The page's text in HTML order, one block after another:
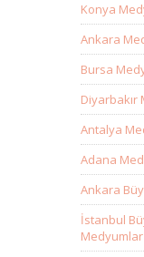
Konya
Ankara
Bursa
Diyarbakır
Antalya
Adana
Ankara
İstanbul
Medyumlar